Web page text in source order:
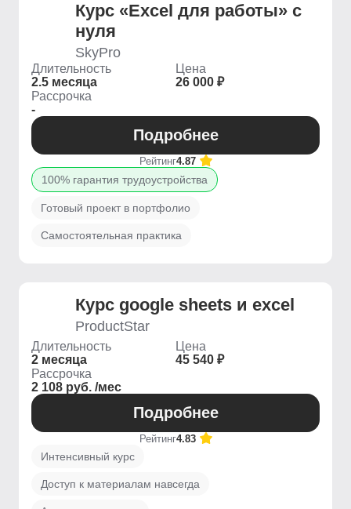
Курс «Excel для работы» с
нуля
SkyPro
Длительность
2.5 месяца
Цена
26 000 ₽
Рассрочка
-
Подробнее
Рейтинг4.87
100% гарантия трудоустройства
Готовый проект в портфолио
Самостоятельная практика
Курс google sheets и excel
ProductStar
Длительность
2 месяца
Цена
45 540 ₽
Рассрочка
2 108 руб. /мес
Подробнее
Рейтинг4.83
Интенсивный курс
Доступ к материалам навсегда